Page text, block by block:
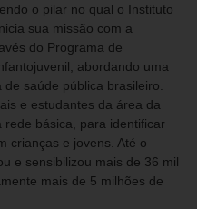
o pilar no qual o Instituto
sua missão com a
do Programa de
abordando uma
saúde pública brasileiro.
e estudantes da área da
básica, para identificar
crianças e jovens. Até o
e sensibilizou mais de 36 mil
mais de 5 milhões de